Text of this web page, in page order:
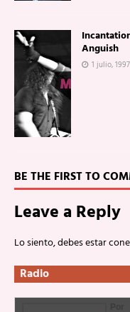
Anguish
1 julio, 1997
BE THE FIRST TO
Leave a Reply
Lo siento, debes estar
Radio